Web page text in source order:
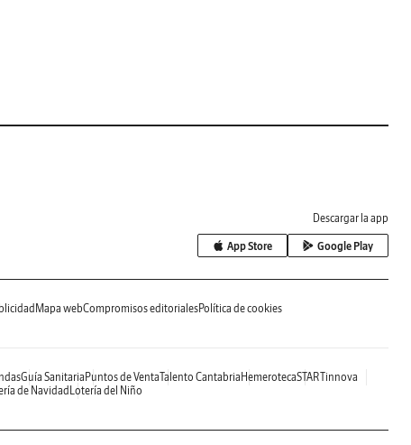
Descargar la app
App Store Google Play
Mapa webCompromisos editorialesPolítica de cookies
Guía Sanitaria Puntos de VentaTalento Cantabria HemerotecaSTARTinnova
de Navidad Lotería del Niño